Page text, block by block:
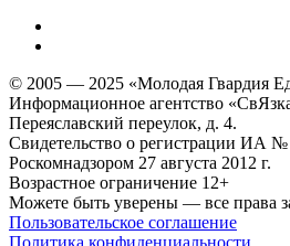
© 2005 — 2025 «Молодая Гвардия
Информационное агентство
Переяславский переулок, д. 4.
Свидетельство о регистрации ИА
Роскомнадзором 27 августа 2012 г.
Возрастное ограничение 12+
Можете быть уверены — все права
Пользовательское соглашение